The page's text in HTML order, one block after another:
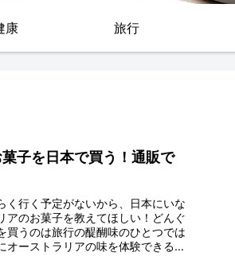
康 旅行
子を日本で買う！通販で
く行く予定がないから、日本にいな
アのお菓子を教えてほしい！どんぐ
買うのは旅行の醍醐味のひとつでは
オーストラリアの味を体験できるっ